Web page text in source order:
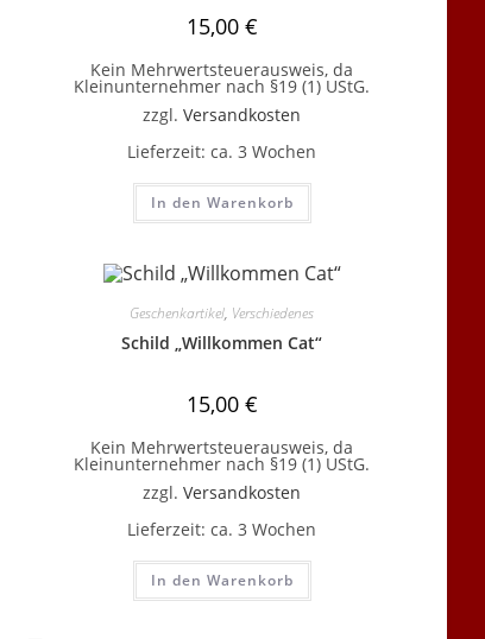
15,00 €
Kein Mehrwertsteuerausweis, da
Kleinunternehmer nach §19 (1) UStG.
zzgl.Versandkosten
Lieferzeit:ca. 3 Wochen
In den Warenkorb
Geschenkartikel, Verschiedenes
Schild „Willkommen Cat“
15,00 €
Kein Mehrwertsteuerausweis, da
Kleinunternehmer nach §19 (1) UStG.
zzgl.Versandkosten
Lieferzeit:ca. 3 Wochen
In den Warenkorb